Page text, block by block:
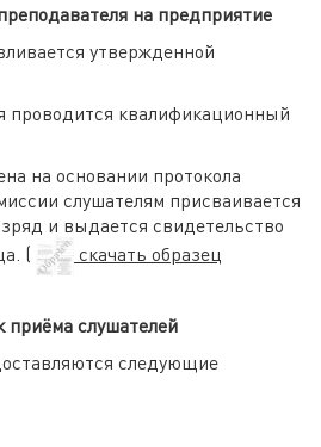
на предприятие
утвержденной
проводится квалификационный
на основании протокола
слушателям присваивается
и выдается свидетельство
(
скачать образец
приёма слушателей
следующие